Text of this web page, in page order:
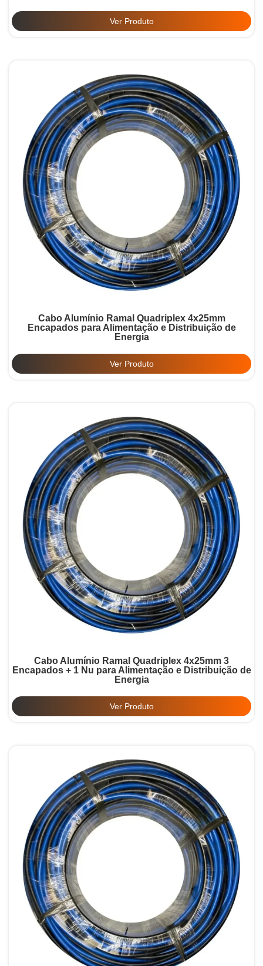
Ver Produto
Cabo Alumínio Ramal Quadriplex 4x25mm
Encapados para Alimentação e Distribuição de
Energia
Ver Produto
Cabo Alumínio Ramal Quadriplex 4x25mm 3
Encapados + 1 Nu para Alimentação e Distribuição de
Energia
Ver Produto